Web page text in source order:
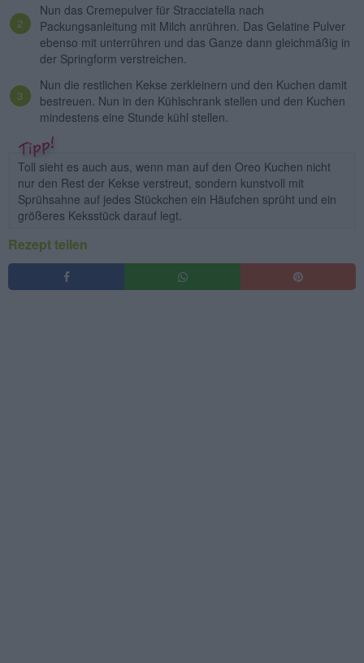
Nun das Cremepulver für Stracciatella nach
Packungsanleitung mit Milch anrühren. Das Gelatine Pulver
ebenso mit unterrühren und das Ganze dann gleichmäßig in
der Springform verstreichen.
Nun die restlichen Kekse zerkleinern und den Kuchen damit
bestreuen. Nun in den Kühlschrank stellen und den Kuchen
mindestens eine Stunde kühl stellen.
Toll sieht es auch aus, wenn man auf den Oreo Kuchen nicht
nur den Rest der Kekse verstreut, sondern kunstvoll mit
Sprühsahne auf jedes Stückchen ein Häufchen sprüht und ein
größeres Keksstück darauf legt.
Rezept teilen